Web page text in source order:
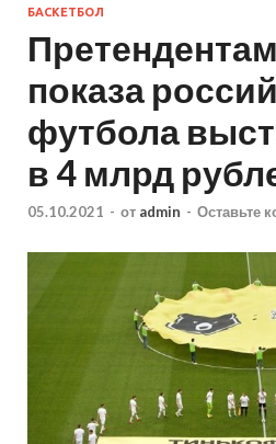
БАСКЕТБОЛ
показа
футбола
в 4 млрд
05.10.2021 - от admin - Оставьте